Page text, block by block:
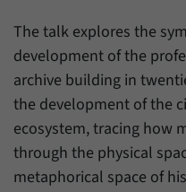
The talk explores the
development of the
archive building in
the development of the
ecosystem, tracing how
through the physical
metaphorical space of
speichern.
Name
Forum
Laufzeit 1 Jahr
Name _pk_id
Anbieter Matomo
Laufzeit 13 Monate
Zweck
Mit
über
Cookie-